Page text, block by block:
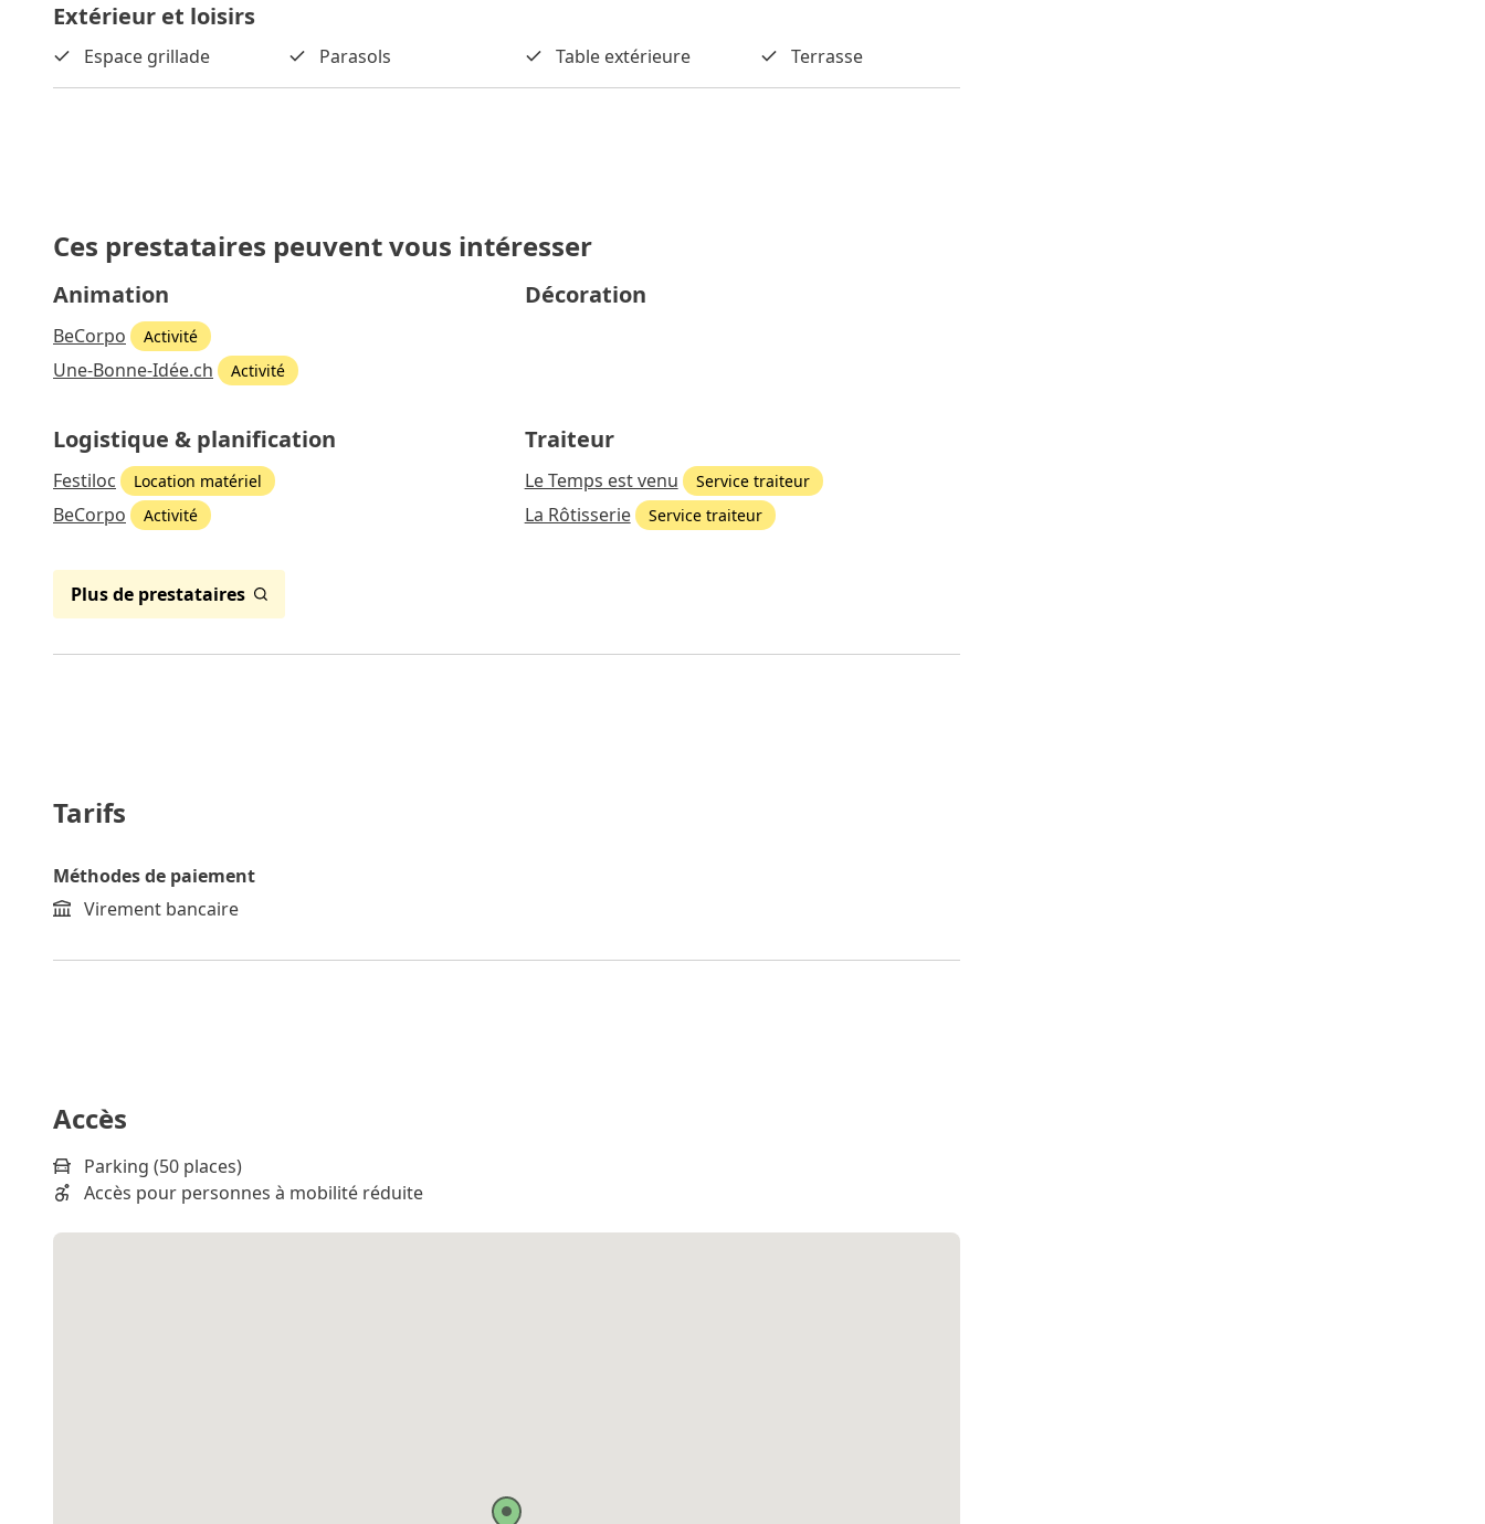
Extérieur et loisirs
Espace grillade Parasols Table extérieure Terrasse
Ces prestataires peuvent vous intéresser
Animation
BeCorpo Activité
Une-Bonne-Idée.ch Activité
Décoration
Logistique & planification
Festiloc Location matériel
BeCorpo Activité
Traiteur
Le Temps est venu Service traiteur
La Rôtisserie Service traiteur
Plus de prestataires
Tarifs
Méthodes de paiement
Virement bancaire
Accès
Parking (50 places)
Accès pour personnes à mobilité réduite